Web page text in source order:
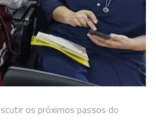
os próximos passos do